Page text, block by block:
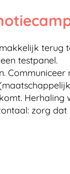
terug
testpanel.
Herhaling
zorg